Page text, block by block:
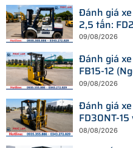
Đánh giá
2,5 tấn:
09/08/2026
Đánh giá
FB15-12
lái)
09/08/2026
Đánh giá
FD30NT-
08/08/2026